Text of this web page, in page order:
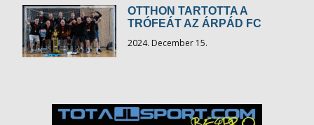
OTTHON TARTOTTA A
TRÓFEÁT AZ ÁRPÁD FC
2024. December 15.